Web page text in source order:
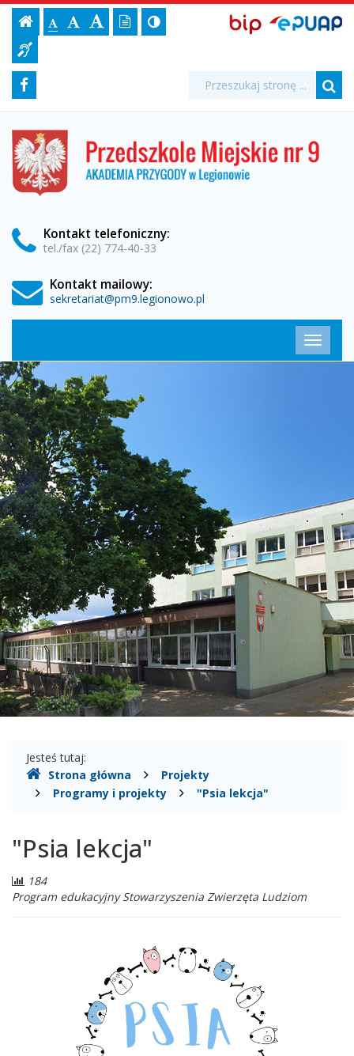
"Psia
lekcja"
Przedszkole
Miejskie
nr
w
Legionowie
Ustawienia
strony
Strona
główna
Czcionka,
jejCzcionkaCzcionka
Czcionka
Wersja
tekstowa
Kontrast
(włącz/wyłącz)
Informacja
dla
BIP,
Biuletyn
Informacji
EPUAP
Media
społecznościowe
Facebook Wyszukiwarka
Formularz
wyszukiwania
Wyszukiwana
fraza:
Przedszkole
Miejskie
nr
w
Kontakt telefoniczny:
tel./fax (22) 774-40-33
Kontakt mailowy:
sekretariat@pm9.legionowo.pl
główne
Gdzie
jesteśmy
Jesteś tutaj:
Strona główna
Projekty
Programy i projekty
"Psia lekcja"
"Psia lekcja"
Liczba
odwiedzających:
184
Program edukacyjny Stowarzyszenia Zwierzęta Ludziom